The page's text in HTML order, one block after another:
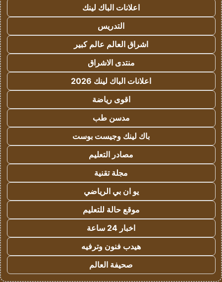
اعلانات الباك لينك
التدريس
اشراق العالم عالم كبير
منتدى الاشراق
اعلانات الباك لينك 2026
اقوى رياضة
مدسن طب
باك لينك وجيست بوست
مصادر التعليم
مجلة تقنية
يو ان بي الرياضي
موقع حالة للتعليم
اخبار 24 ساعة
هيدب فنون وترفيه
صحيفة العالم